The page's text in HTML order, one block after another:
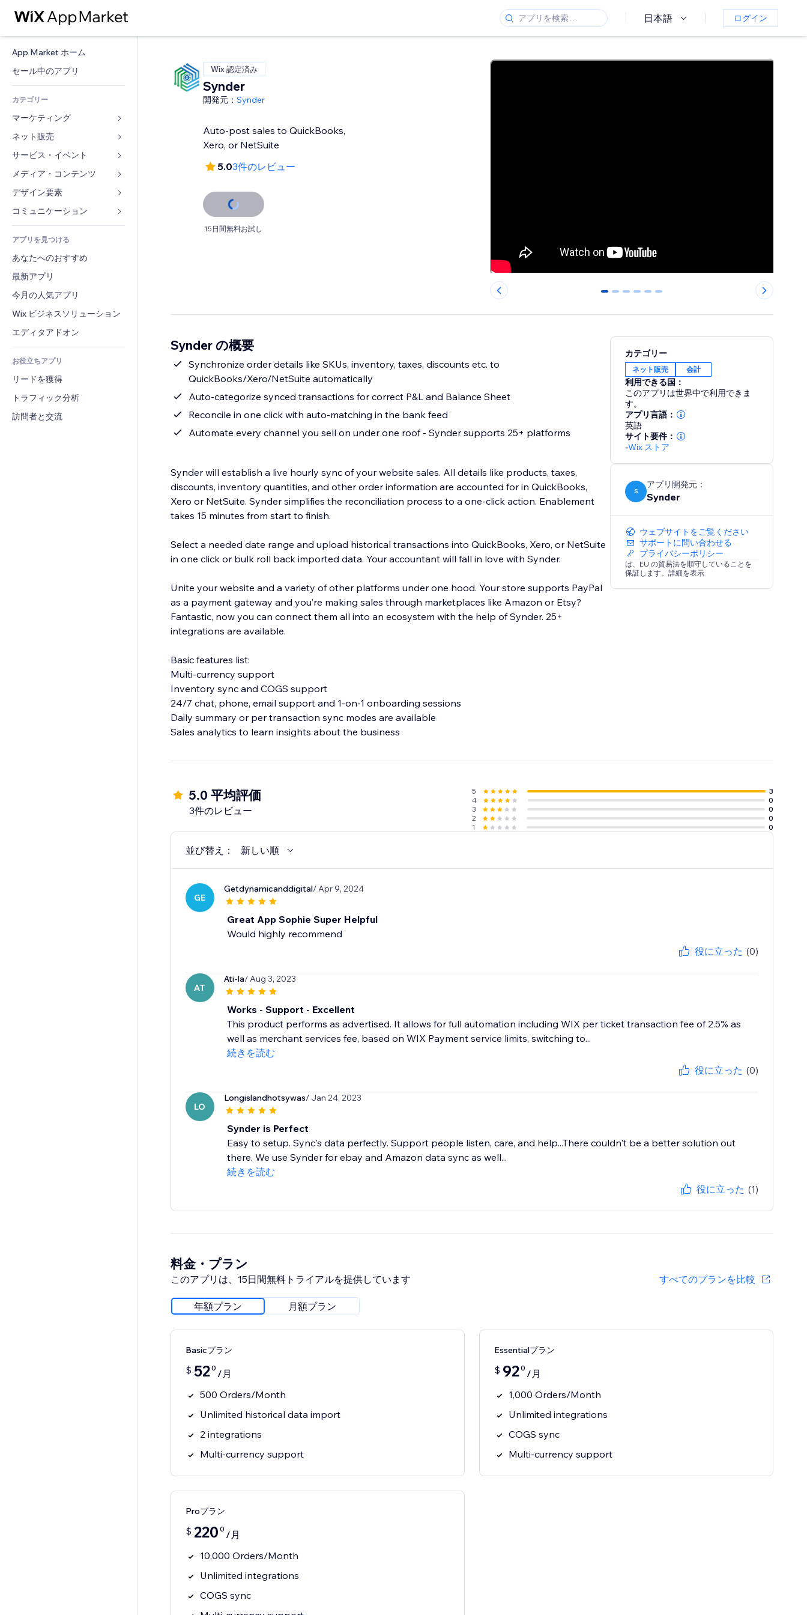
日本語 ログイン
App Market ホーム
セール中のアプリ
カテゴリー
マーケティング
広告
モバイル
アクセス解析
リスティング広告
メール
コンバージョン
ネット販売
ストア用アプリ
発送・配達
販売ボタン
会計
クーポン・特典
倉庫管理ソリューション
ドロップシッピング
食品・飲料
サービス・イベント
ホテル
イベント
レストラン
不動産
ブッキング
メディア・コンテンツ
ギャラリー
音楽
ポッドキャスト
写真
動画
PDF
ファイル共有
ニュース
デザイン要素
マップ・ナビ
プライバシー・セキュリティ
時計
ページテンプレート
画像効果
ボタン・メニュー
バナー・バッジ
電卓
検索
天気
チャート・テーブル
フォーム
ブログ
投票
チャット
コメント
電話
コミュニティィ
レビュー・お客さまの声
CRM
アプリを見つける
あなたへのおすすめ
最新アプリ
今月の人気アプリ
Wix ビジネスソリューション
エディタアドオン
お役立ちアプリ
リードを獲得
トラフィック分析
訪問者と交流
Wix 認定済み
Synder
開発元： Synder
Auto-post sales to QuickBooks,
Xero, or NetSuite
5.03件のレビュー
15日間無料お試し
0 1 2 3 4 5
Synder の概要
Synchronize order details like SKUs, inventory, taxes, discounts etc. to
QuickBooks/Xero/NetSuite automatically
Auto-categorize synced transactions for correct P&L and Balance Sheet
Reconcile in one click with auto-matching in the bank feed
Automate every channel you sell on under one roof - Synder supports 25+ platforms
Synder will establish a live hourly sync of your website sales. All details like products, taxes,
discounts, inventory quantities, and other order information are accounted for in QuickBooks,
Xero or NetSuite. Synder simplifies the reconciliation process to a one-click action. Enablement
takes 15 minutes from start to finish.
Select a needed date range and upload historical transactions into QuickBooks, Xero, or NetSuite
in one click or bulk roll back imported data. Your accountant will fall in love with Synder.
Unite your website and a variety of other platforms under one hood. Your store supports PayPal
as a payment gateway and you’re making sales through marketplaces like Amazon or Etsy?
Fantastic, now you can connect them all into an ecosystem with the help of Synder. 25+
integrations are available.
Basic features list:
Multi-currency support
Inventory sync and COGS support
24/7 chat, phone, email support and 1-on-1 onboarding sessions
Daily summary or per transaction sync modes are available
Sales analytics to learn insights about the business
カテゴリー
ネット販売 会計
利用できる国：
このアプリは世界中で利用できま
す。
アプリ言語：
英語
サイト要件：
-Wix ストア
S
アプリ開発元：
Synder
ウェブサイトをご覧ください
サポートに問い合わせる
プライバシーポリシー
は、EU の貿易法を順守していることを
保証します。詳細を表示
5.0 平均評価
3件のレビュー
5
3
4
0
3
0
2
0
1
0
並び替え： 新しい順
GE
Getdynamicanddigital/ Apr 9, 2024
Great App Sophie Super Helpful
Would highly recommend
役に立った (0)
AT
Ati-la/ Aug 3, 2023
Works - Support - Excellent
This product performs as advertised. It allows for full automation including WIX per ticket transaction fee of 2.5% as
well as merchant services fee, based on WIX Payment service limits, switching to...
続きを読む
役に立った (0)
LO
Longislandhotsywas/ Jan 24, 2023
Synder is Perfect
Easy to setup. Sync's data perfectly. Support people listen, care, and help...There couldn't be a better solution out
there. We use Synder for ebay and Amazon data sync as well...
続きを読む
役に立った (1)
料金・プラン
このアプリは、15日間無料トライアルを提供しています すべてのプランを比較
年額プラン 月額プラン
Basicプラン
$ 520 /月
500 Orders/Month
Unlimited historical data import
2 integrations
Multi-currency support
Essentialプラン
$ 920 /月
1,000 Orders/Month
Unlimited integrations
COGS sync
Multi-currency support
Proプラン
$ 220 0 /月
10,000 Orders/Month
Unlimited integrations
COGS sync